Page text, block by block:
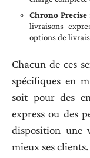
Chrono Precise
livraisons
options de
Chacun de ces
spécifiques en
soit pour des
express ou des
disposition une
mieux ses clients.